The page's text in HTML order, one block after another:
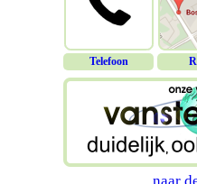
Telefoon